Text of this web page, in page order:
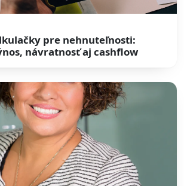
pre nehnuteľnosti:
návratnosť aj cashflow